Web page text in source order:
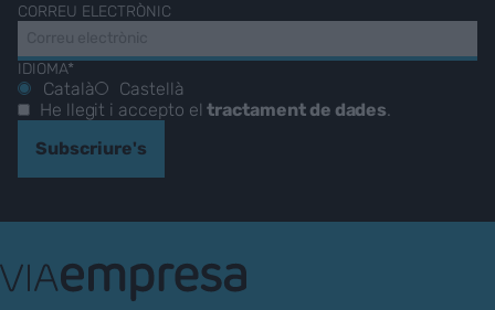
CORREU ELECTRÒNIC
IDIOMA*
Català
Castellà
He llegit i accepto eltractament de dades.
Subscriure's